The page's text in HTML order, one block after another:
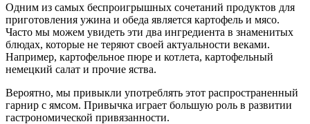
Одним из самых беспроигрышных сочетаний продуктов для
приготовления ужина и обеда является картофель и мясо.
Часто мы можем увидеть эти два ингредиента в знаменитых
блюдах, которые не теряют своей актуальности веками.
Например, картофельное пюре и котлета, картофельный
немецкий салат и прочие яства.
Вероятно, мы привыкли употреблять этот распространенный
гарнир с ямсом. Привычка играет большую роль в развитии
гастрономической привязанности.